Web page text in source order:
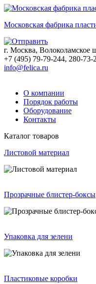
Московская фабрика
г. Москва, Волоколамское
+7 (495) 79-79-244, 280-73-
info@felica.ru
О компании
Порядок работы
Оборудование
Контакты
Каталог товаров
Листовой материал
Прозрачные блистер-боксы
Упаковка для зелени
Пластиковые коробки